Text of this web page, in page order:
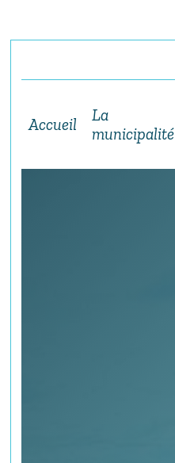
Accueil
La
municipalité